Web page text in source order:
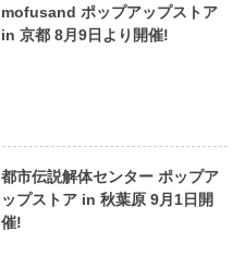
mofusand ポップアップストア
in 京都 8月9日より開催!
都市伝説解体センター ポップア
ップストア in 秋葉原 9月1日開
催!